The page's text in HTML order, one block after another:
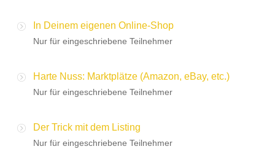
In Deinem eigenen Online-Shop
Nur für eingeschriebene Teilnehmer
Harte Nuss: Marktplätze (Amazon, eBay, etc.)
Nur für eingeschriebene Teilnehmer
Der Trick mit dem Listing
Nur für eingeschriebene Teilnehmer